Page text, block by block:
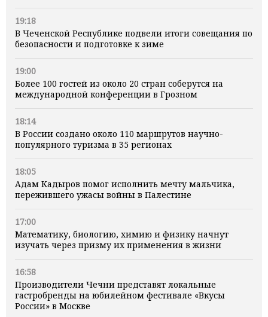
19:18
В Чеченской Республике подвели итоги совещания по
безопасности и подготовке к зиме
19:00
Более 100 гостей из около 20 стран соберутся на
международной конференции в Грозном
18:14
В России создано около 110 маршрутов научно-
популярного туризма в 35 регионах
18:05
Адам Кадыров помог исполнить мечту мальчика,
пережившего ужасы войны в Палестине
17:00
Математику, биологию, химию и физику начнут
изучать через призму их применения в жизни
16:58
Производители Чечни представят локальные
гастробренды на юбилейном фестивале «Вкусы
России» в Москве